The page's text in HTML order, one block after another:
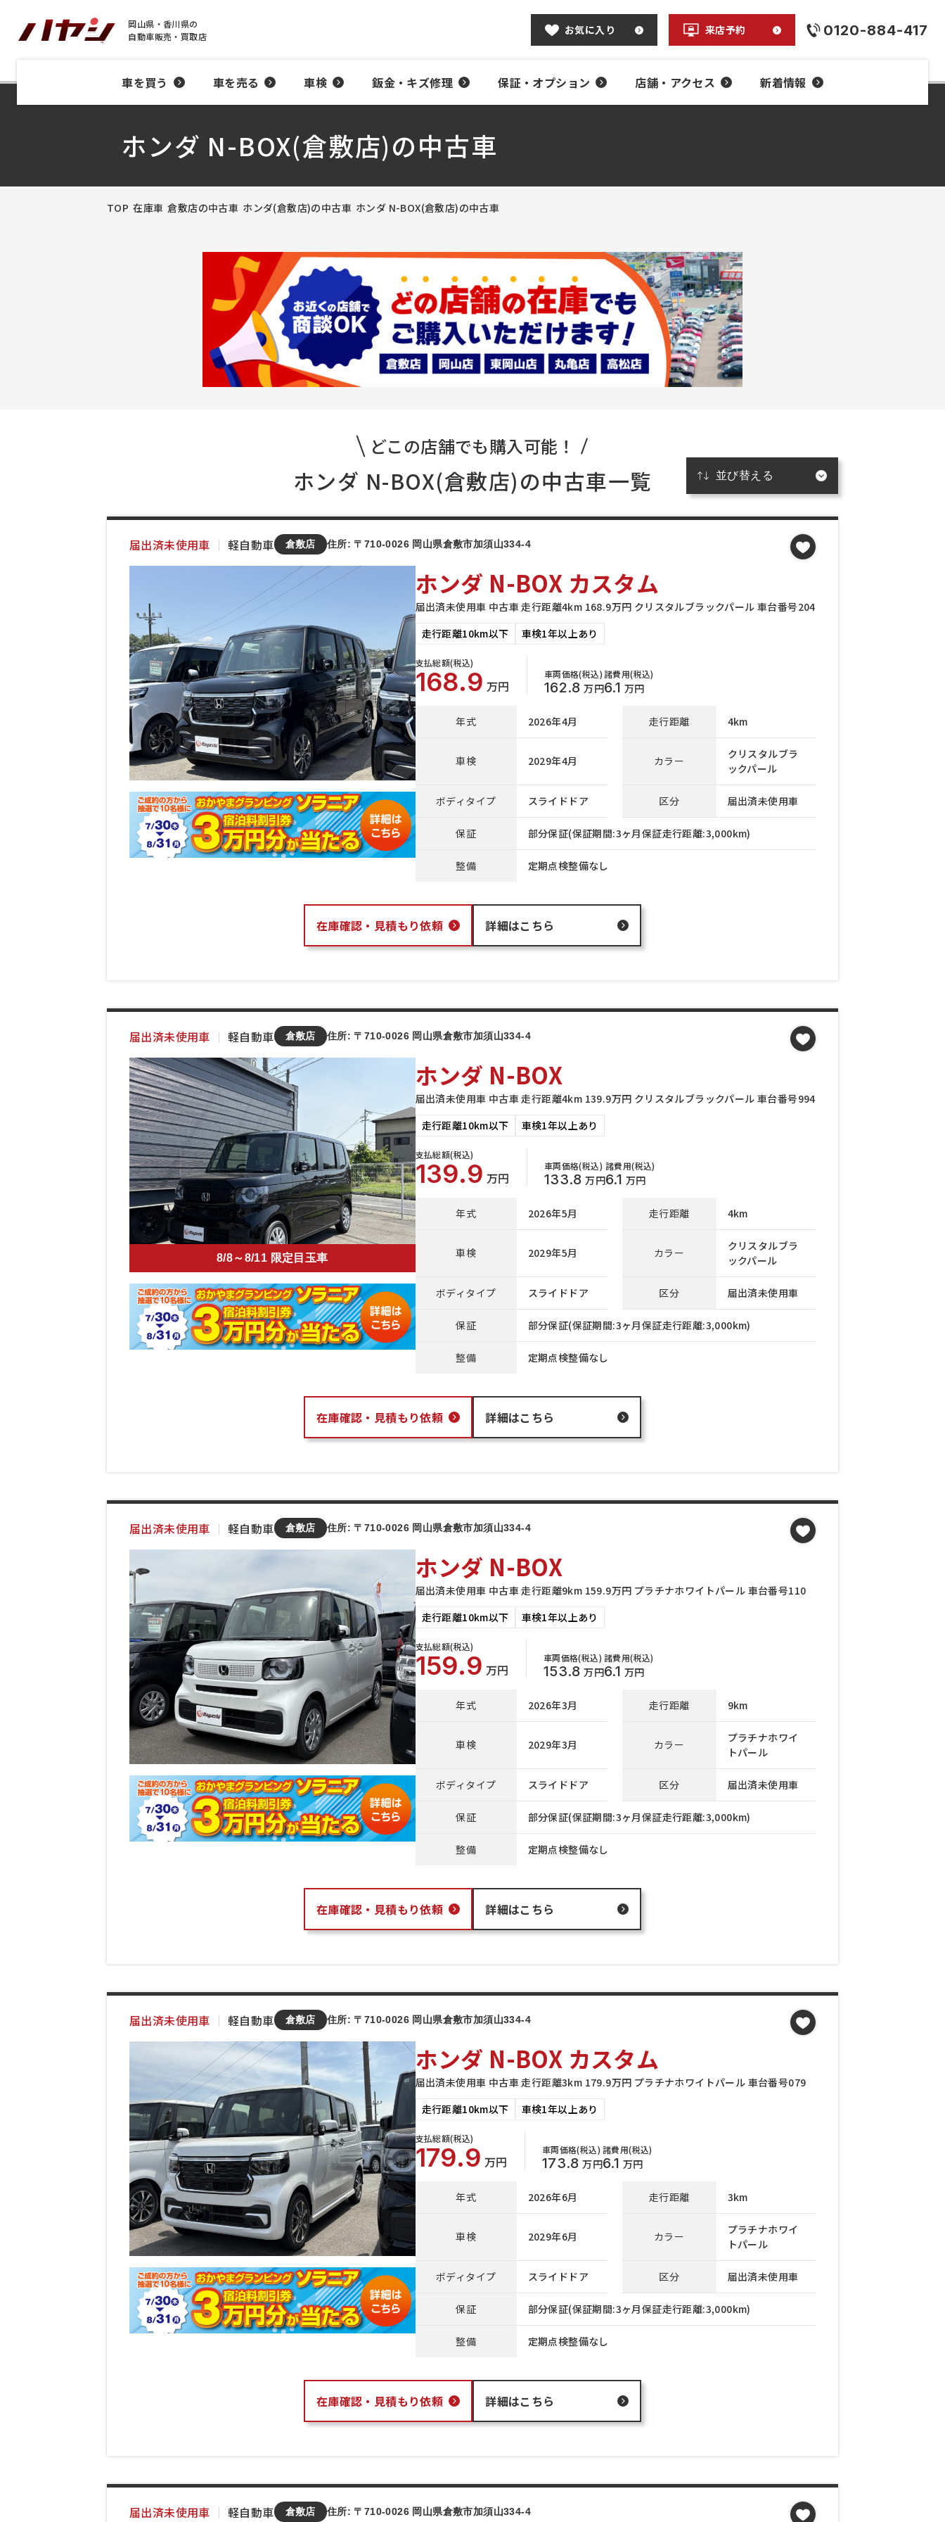
岡山県・香川県の
自動車販売・買取店
お気に入り 来店予約 0120-884-417
車を買う 車を売る 車検 鈑金・キズ修理 保証・オプション 店舗・アクセス 新着情報
ホンダ N-BOX(倉敷店)の中古車
TOP 在庫車 倉敷店の中古車 ホンダ(倉敷店)の中古車 ホンダ N-BOX(倉敷店)の中古車
どこの店舗でも購入可能！
ホンダ N-BOX(倉敷店)の中古車一覧
届出済未使用車 ｜ 軽自動車 倉敷店 住所: 〒710-0026 岡山県倉敷市加須山334-4
ホンダ N-BOX カスタム
届出済未使用車 中古車 走行距離4km 168.9万円 クリスタルブラックパール 車台番号204
走行距離10km以下
車検1年以上あり
支払総額(税込)
168.9 万円
車両価格(税込)
162.8 万円
諸費用(税込)
6.1 万円
年式 2026年4月 走行距離 4km
車検 2029年4月 カラー
クリスタルブラ
ックパール
ボディタイプ スライドドア 区分 届出済未使用車
保証 部分保証(保証期間:3ヶ月保証走行距離:3,000km)
整備 定期点検整備なし
在庫確認・ 見積もり依頼 詳細はこちら
届出済未使用車 ｜ 軽自動車 倉敷店 住所: 〒710-0026 岡山県倉敷市加須山334-4
8/8～8/11 限定目玉車
ホンダ N-BOX
届出済未使用車 中古車 走行距離4km 139.9万円 クリスタルブラックパール 車台番号994
走行距離10km以下
車検1年以上あり
支払総額(税込)
139.9 万円
車両価格(税込)
133.8 万円
諸費用(税込)
6.1 万円
年式 2026年5月 走行距離 4km
車検 2029年5月 カラー
クリスタルブラ
ックパール
ボディタイプ スライドドア 区分 届出済未使用車
保証 部分保証(保証期間:3ヶ月保証走行距離:3,000km)
整備 定期点検整備なし
在庫確認・ 見積もり依頼 詳細はこちら
届出済未使用車 ｜ 軽自動車 倉敷店 住所: 〒710-0026 岡山県倉敷市加須山334-4
ホンダ N-BOX
届出済未使用車 中古車 走行距離9km 159.9万円 プラチナホワイトパール 車台番号110
走行距離10km以下
車検1年以上あり
支払総額(税込)
159.9 万円
車両価格(税込)
153.8 万円
諸費用(税込)
6.1 万円
年式 2026年3月 走行距離 9km
車検 2029年3月 カラー
プラチナホワイ
トパール
ボディタイプ スライドドア 区分 届出済未使用車
保証 部分保証(保証期間:3ヶ月保証走行距離:3,000km)
整備 定期点検整備なし
在庫確認・ 見積もり依頼 詳細はこちら
届出済未使用車 ｜ 軽自動車 倉敷店 住所: 〒710-0026 岡山県倉敷市加須山334-4
ホンダ N-BOX カスタム
届出済未使用車 中古車 走行距離3km 179.9万円 プラチナホワイトパール 車台番号079
走行距離10km以下
車検1年以上あり
支払総額(税込)
179.9 万円
車両価格(税込)
173.8 万円
諸費用(税込)
6.1 万円
年式 2026年6月 走行距離 3km
車検 2029年6月 カラー
プラチナホワイ
トパール
ボディタイプ スライドドア 区分 届出済未使用車
保証 部分保証(保証期間:3ヶ月保証走行距離:3,000km)
整備 定期点検整備なし
在庫確認・ 見積もり依頼 詳細はこちら
届出済未使用車 ｜ 軽自動車 倉敷店 住所: 〒710-0026 岡山県倉敷市加須山334-4